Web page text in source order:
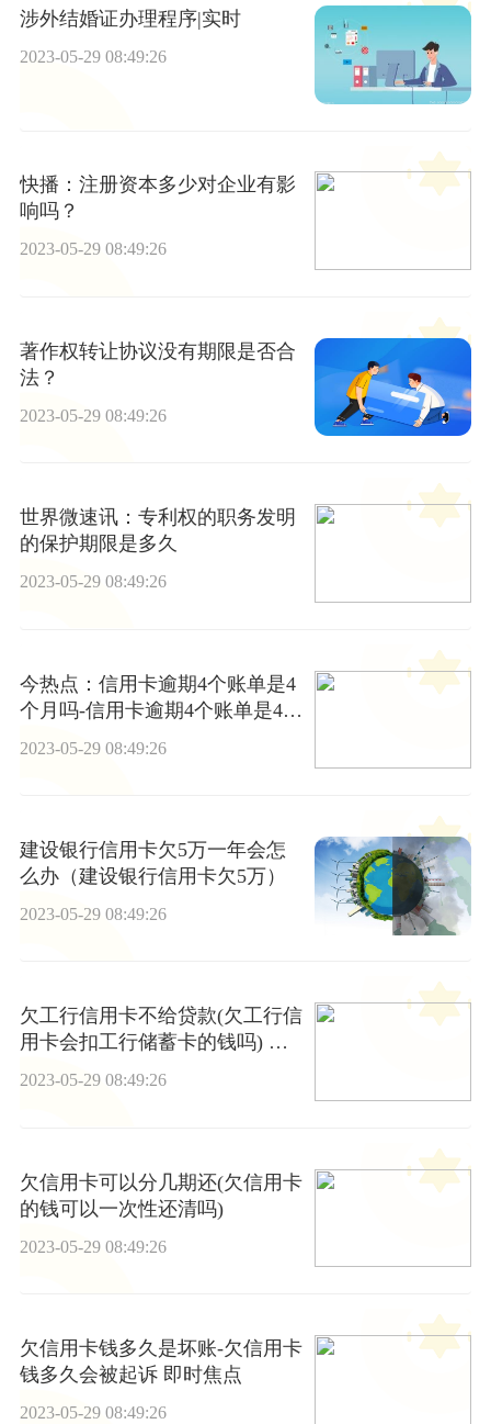
涉外结婚证办理程序|实时
2023-05-29 08:49:26
快播：注册资本多少对企业有影
响吗？
2023-05-29 08:49:26
著作权转让协议没有期限是否合
法？
2023-05-29 08:49:26
世界微速讯：专利权的职务发明
的保护期限是多久
2023-05-29 08:49:26
今热点：信用卡逾期4个账单是4
个月吗-信用卡逾期4个账单是4个
2023-05-29 08:49:26
建设银行信用卡欠5万一年会怎
么办（建设银行信用卡欠5万）
2023-05-29 08:49:26
欠工行信用卡不给贷款(欠工行信
用卡会扣工行储蓄卡的钱吗) 天
天观热点
2023-05-29 08:49:26
欠信用卡可以分几期还(欠信用卡
的钱可以一次性还清吗)
2023-05-29 08:49:26
欠信用卡钱多久是坏账-欠信用卡
钱多久会被起诉 即时焦点
2023-05-29 08:49:26